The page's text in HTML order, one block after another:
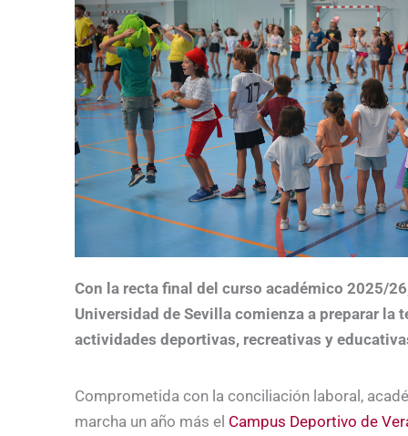
Con la recta final del curso académico 2025/
Universidad de Sevilla comienza a preparar la
actividades deportivas, recreativas y
Comprometida con la conciliación laboral,
marcha un año más el Campus Deportivo de